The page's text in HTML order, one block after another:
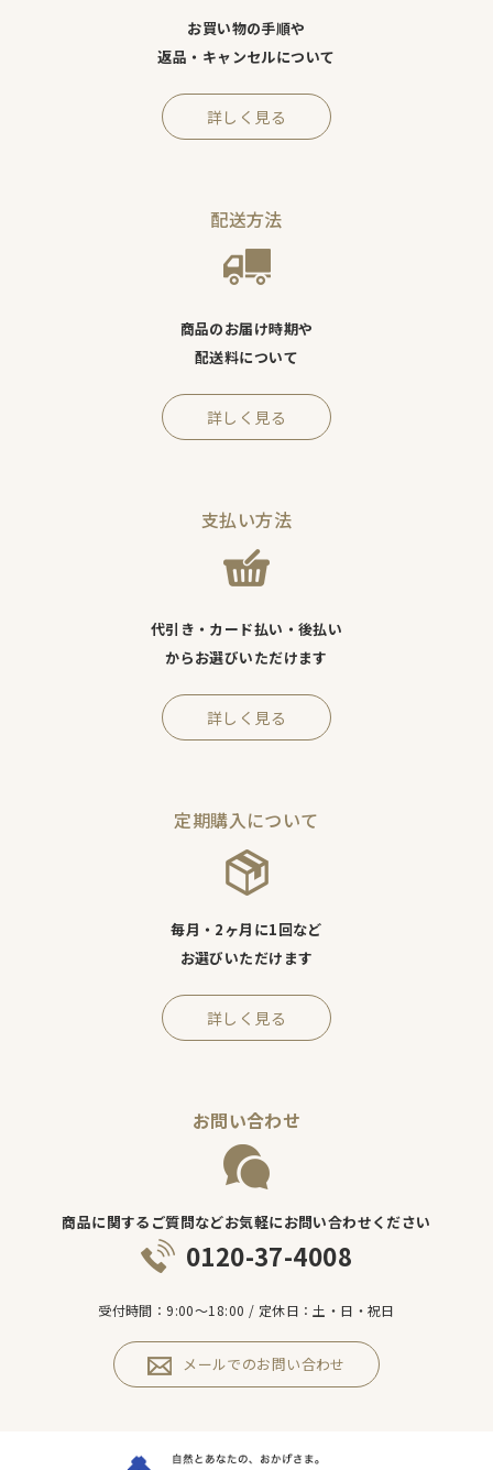
お買い物の手順や
返品・キャンセルについて
詳しく見る
配送方法
商品のお届け時期や
配送料について
詳しく見る
支払い方法
代引き・カード払い・後払い
からお選びいただけます
詳しく見る
定期購入について
毎月・2ヶ月に1回など
お選びいただけます
詳しく見る
お問い合わせ
商品に関するご質問などお気軽にお問い合わせください
0120-37-4008
受付時間：9:00～18:00 / 定休日：土・日・祝日
メールでのお問い合わせ